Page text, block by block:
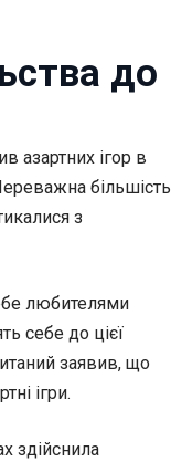
до
азартних ігор в
більшість
з
любителями
себе до цієї
заявив, що
ігри.
здійснила